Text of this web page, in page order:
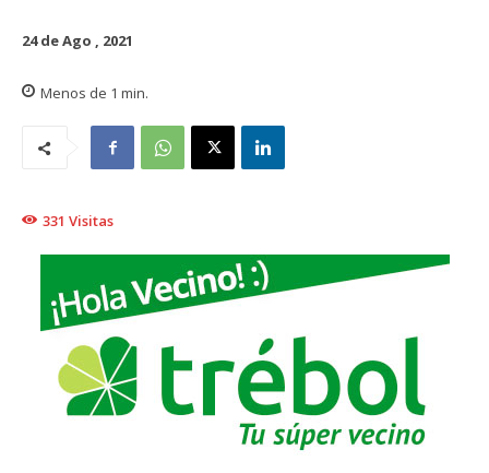
24 de Ago , 2021
Menos de 1 min.
331 Visitas